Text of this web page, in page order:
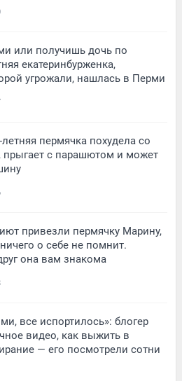
или получишь дочь по
екатеринбурженка,
угрожали, нашлась в Перми
летняя пермячка похудела со
прыгает с парашютом и может
привезли пермячку Марину,
о себе не помнит.
она вам знакома
все испортилось»: блогер
видео, как выжить в
— его посмотрели сотни